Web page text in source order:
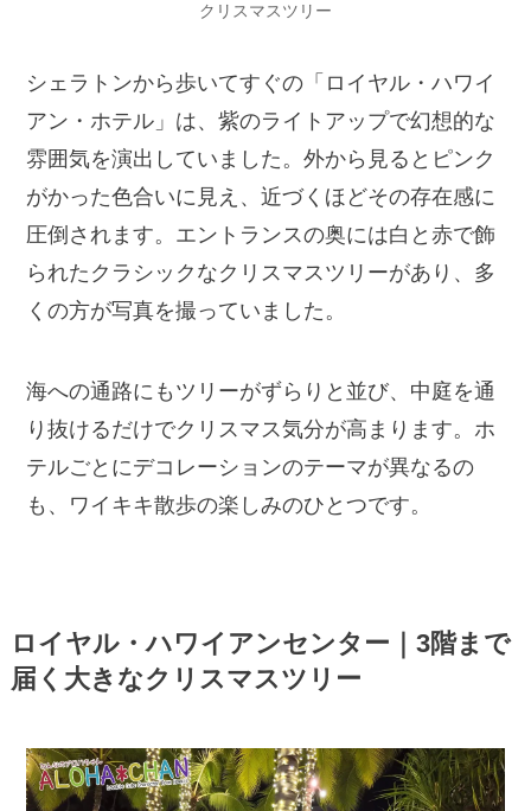
クリスマスツリー
シェラトンから歩いてすぐの「ロイヤル・ハワイ
アン・ホテル」は、紫のライトアップで幻想的な
雰囲気を演出していました。外から見るとピンク
がかった色合いに見え、近づくほどその存在感に
圧倒されます。エントランスの奥には白と赤で飾
られたクラシックなクリスマスツリーがあり、多
くの方が写真を撮っていました。
海への通路にもツリーがずらりと並び、中庭を通
り抜けるだけでクリスマス気分が高まります。ホ
テルごとにデコレーションのテーマが異なるの
も、ワイキキ散歩の楽しみのひとつです。
ロイヤル・ハワイアンセンター｜3階まで
届く大きなクリスマスツリー